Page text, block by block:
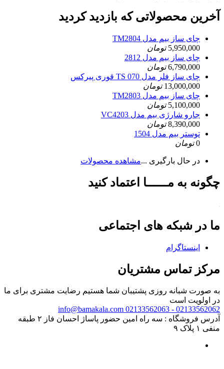
آخرین محصولاتی که بازدید کردید
چای ساز بیم مدل TM2804
5,950,000 تومان
چای ساز بیم مدل 2812
6,790,000 تومان
چای ساز فلر مدل TS 070 قوری پیرکس
13,000,000 تومان
چای ساز بیم مدل TM2803
5,100,000 تومان
جارو شارژی بیم مدل VC4203
8,390,000 تومان
توستر بیم مدل 1504
0 تومان
در حال بارگیری ...مشاهده محصولات
چگونه به مــــــا اعتماد کنید
ما در شبکه های اجتماعی
اینستاگرام
مرکز تماس مشتریان
به صورت شبانه روزی پشتیبان شما هستیم رضایت مشتری برای ما
در اولویت است
02133562062 - 02133562063
info@bamakala.com
آدرس فروشگاه : سه راه امین حضور پاساژ احسان فاز ۲ طبقه
منفی ۱ پلاک ۹